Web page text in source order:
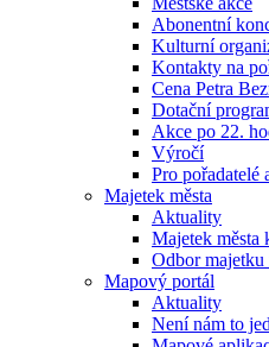
Abonentní
Kulturní
Kontakty na
Cena Petra
Dotační
Akce po 22.
Výročí
Pro pořadatelé
Majetek města
Aktuality
Majetek města
Odbor majetku
Mapový portál
Aktuality
Není nám to